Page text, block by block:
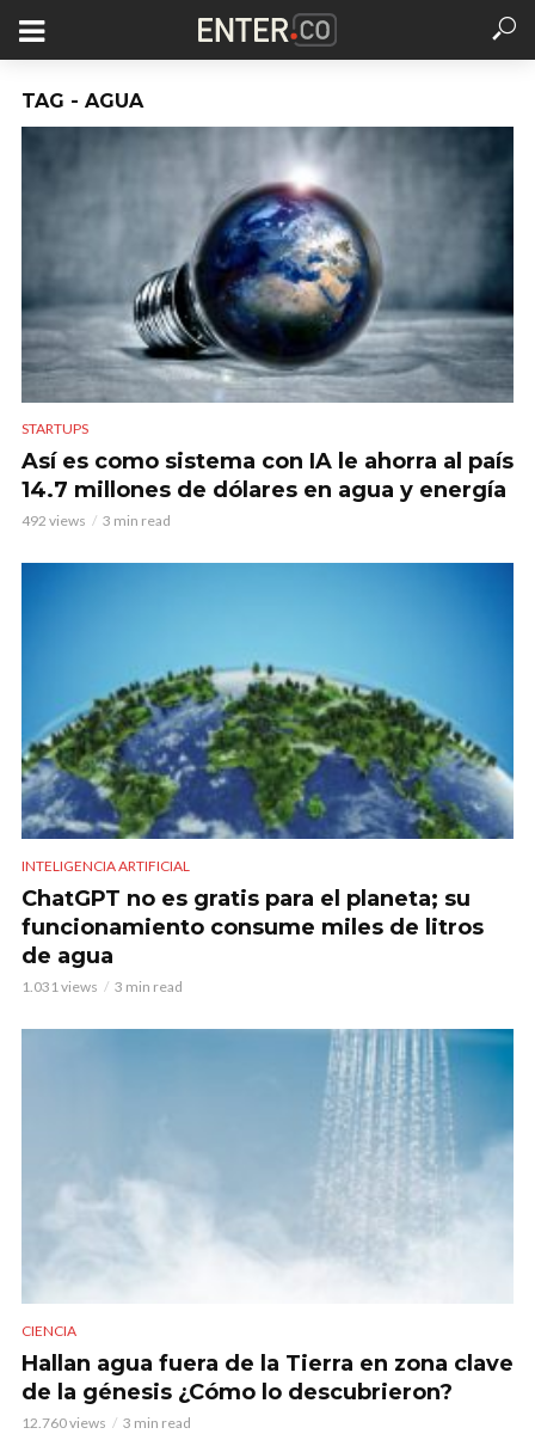
TAG - AGUA
STARTUPS
Así es como sistema con IA le ahorra al país
14.7 millones de dólares en agua y energía
492 views 3 min read
INTELIGENCIA ARTIFICIAL
ChatGPT no es gratis para el planeta; su
funcionamiento consume miles de litros
de agua
1.031 views 3 min read
CIENCIA
Hallan agua fuera de la Tierra en zona clave
de la génesis ¿Cómo lo descubrieron?
12.760 views 3 min read